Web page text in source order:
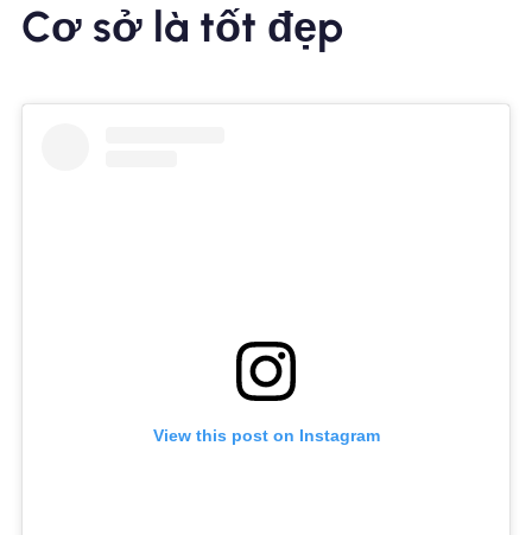
Cơ sở là tốt đẹp
View this post on Instagram